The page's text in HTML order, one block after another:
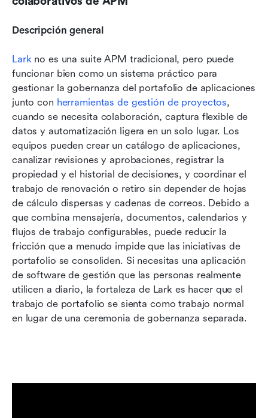
Descripción general
Lark no es una suite APM tradicional, pero puede
funcionar bien como un sistema práctico para
gestionar la gobernanza del portafolio de aplicaciones
junto con herramientas de gestión de proyectos,
cuando se necesita colaboración, captura flexible de
datos y automatización ligera en un solo lugar. Los
equipos pueden crear un catálogo de aplicaciones,
canalizar revisiones y aprobaciones, registrar la
propiedad y el historial de decisiones, y coordinar el
trabajo de renovación o retiro sin depender de hojas
de cálculo dispersas y cadenas de correos. Debido a
que combina mensajería, documentos, calendarios y
flujos de trabajo configurables, puede reducir la
fricción que a menudo impide que las iniciativas de
portafolio se consoliden. Si necesitas una aplicación
de software de gestión que las personas realmente
utilicen a diario, la fortaleza de Lark es hacer que el
trabajo de portafolio se sienta como trabajo normal
en lugar de una ceremonia de gobernanza separada.